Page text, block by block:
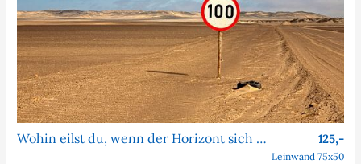
Wohin eilst du, wenn der Horizont sich nie nähert? 125,-
Leinwand 75x50